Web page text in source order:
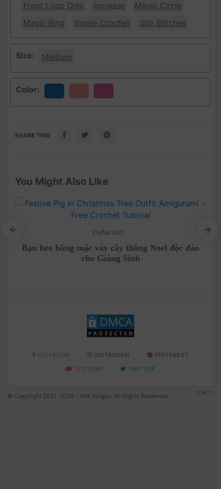
Front Loop Only
Increase
Magic Circle
Magic Ring
Single Crochet Slip Stitches
Size: Medium
Color:
SHARE THIS
You Might Also Like
2 NĂM AGO
Bạn heo hồng mặc váy cây thông Noel độc đáo
cho Giáng Sinh
FACEBOOK INSTAGRAM
PINTEREST
YOUTUBE
TWITTER
© Copyright 2021-2026 - Ami Saigon. All Rights Reserved. TOP